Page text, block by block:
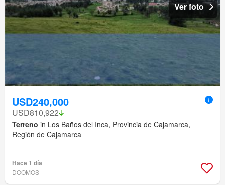
Ver foto
USD240,000
USD810,922
Terreno in Los Baños del Inca, Provincia de Cajamarca,
Región de Cajamarca
Hace 1 día
DOOMOS